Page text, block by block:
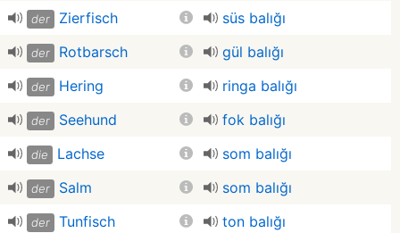
der Zierfisch süs balığı
der Rotbarsch gül balığı
der Hering ringa balığı
der Seehund fok balığı
die Lachse som balığı
der Salm som balığı
der Tunfisch ton balığı